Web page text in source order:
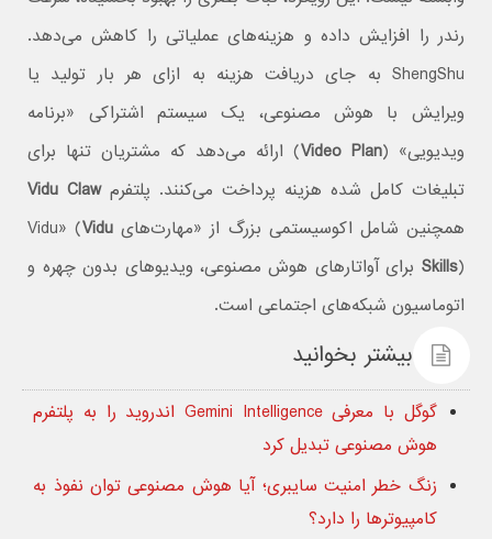
رندر را افزایش داده و هزینه‌های عملیاتی را کاهش می‌دهد.
ShengShu به جای دریافت هزینه به ازای هر بار تولید یا
ویرایش با هوش مصنوعی، یک سیستم اشتراکی «برنامه
ویدیویی» (Video Plan) ارائه می‌دهد که مشتریان تنها برای
تبلیغات کامل شده هزینه پرداخت می‌کنند. پلتفرمVidu Claw
همچنین شامل اکوسیستمی بزرگ از «مهارت‌های Vidu» ( Vidu
Skills ) برای آواتارهای هوش مصنوعی، ویدیوهای بدون چهره و
اتوماسیون شبکه‌های اجتماعی است.
بیشتر بخوانید
گوگل با معرفی Gemini Intelligence اندروید را به پلتفرم
هوش مصنوعی تبدیل کرد
زنگ خطر امنیت سایبری؛ آیا هوش مصنوعی توان نفوذ به
کامپیوترها را دارد؟